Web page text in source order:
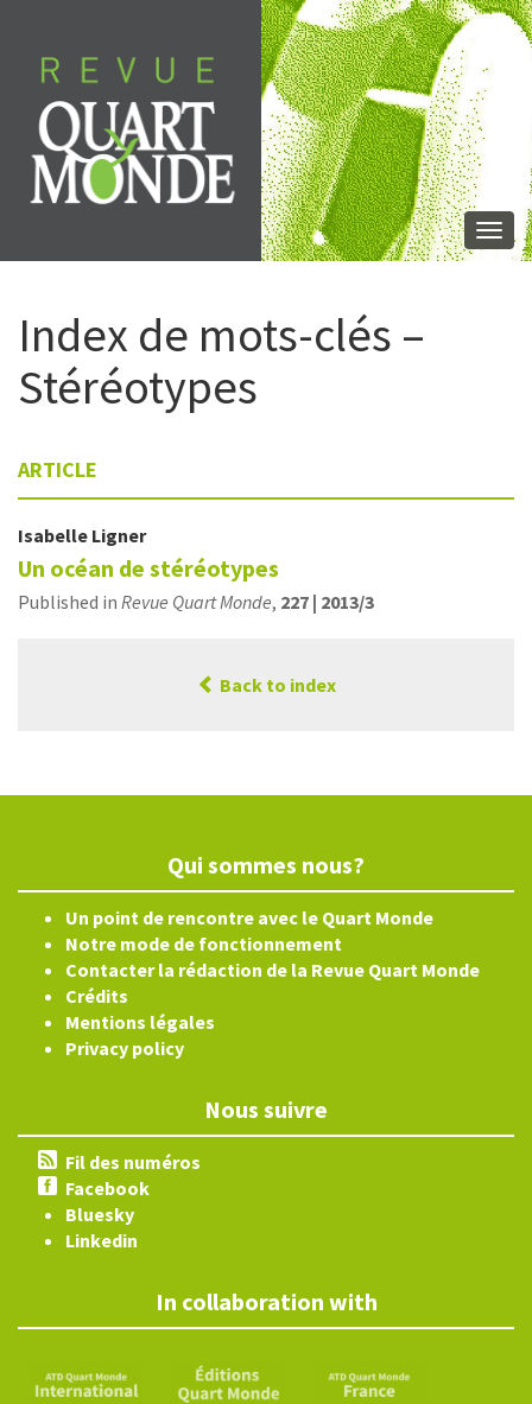
content
Index de mots-clés –
Stéréotypes
ARTICLE
Isabelle Ligner
Un océan de stéréotypes
Published in Revue Quart Monde, 227 | 2013/3
Back to index
Qui sommes nous?
Un point de rencontre avec le Quart Monde
Notre mode de fonctionnement
Contacter la rédaction de la Revue Quart Monde
Crédits
Mentions légales
Privacy policy
Nous suivre
Fil des numéros
Facebook
Bluesky
Linkedin
In collaboration with